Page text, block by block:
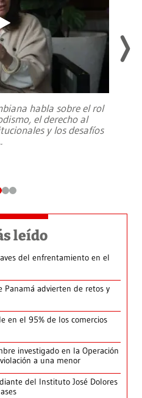
habla sobre el rol
el derecho al
y los desafíos
leído
del enfrentamiento en el
Panamá advierten de retos y
en el 95% de los comercios
investigado en la Operación
a una menor
del Instituto José Dolores